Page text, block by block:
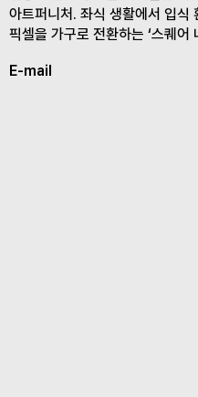
아트퍼니처. 좌식 생활에서 입식
픽셀을 가구로 전환하는 ‘스퀘어
E-mail